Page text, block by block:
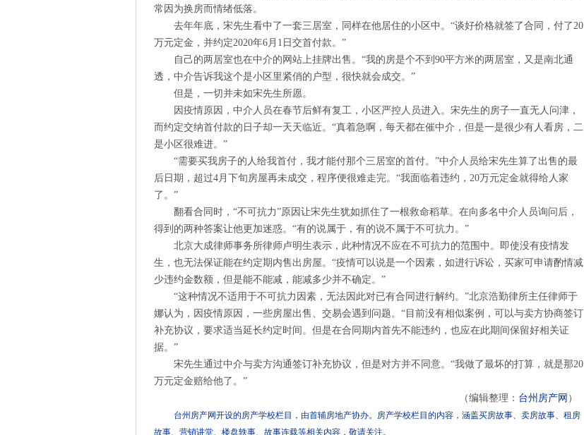
常因为换房而情绪低落。
去年年底，宋先生看中了一套三居室，同样在他居住的小区中。“谈好价格就签了合同，付了20
万元定金，并约定2020年6月1日交首付款。”
自己的两居室也在中介的网站上挂牌出售。“我的房是个不到90平方米的两居室，又是南北通
透，中介告诉我这个是小区里紧俏的户型，很快就会成交。”
但是，一切并未如宋先生所愿。
因疫情原因，中介人员在春节后鲜有复工，小区严控人员进入。宋先生的房子一直无人问津，
而约定交纳首付款的日子却一天天临近。“真着急啊，每天都在催中介，但是一是很少有人看房，二
是小区很难进。”
“需要买我房子的人给我首付，我才能付那个三居室的首付。”中介人员给宋先生算了出售的最
后日期，超过4月下旬房屋再未成交，程序便很难走完。“我面临着违约，20万元定金就得给人家
了。”
翻看合同时，“不可抗力”原因让宋先生犹如抓住了一根救命稻草。在向多名中介人员询问后，
得到的两种答案让他更加迷惑。“有的说属于，有的说不属于不可抗力。”
北京大成律师事务所律师卢明生表示，此种情况不应在不可抗力的范围中。即使没有疫情发
生，也无法保证能在约定期内售出房屋。“疫情可以说是一个因素，如进行诉讼，买家可申请酌情减
少违约金数额，但是能不能减，能减多少并不确定。”
“这种情况不适用于不可抗力因素，无法因此对已有合同进行解约。”北京浩勤律所主任律师于
娜认为，因疫情原因，一些房屋出售、交易会遇到问题。“目前没有相似案例，可以与卖方协商签订
补充协议，要求适当延长约定时间。但是在合同期内首先不能违约，也应在此期间保留好相关证
据。”
宋先生通过中介与卖方沟通签订补充协议，但是对方并不同意。“我做了最坏的打算，就是那20
万元定金赔给他了。”
（编辑整理： 台州房产网 ）
台州房产网开设的房产学校栏目，由首辅房地产协办。房产学校栏目的内容，涵盖买房故事、卖房故事、租房
故事、营销讲堂、楼盘轶事、故事连载等相关内容，敬请关注。